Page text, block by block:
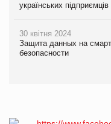
українських підприємців
30 квітня 2024
Защита данных на
безопасности